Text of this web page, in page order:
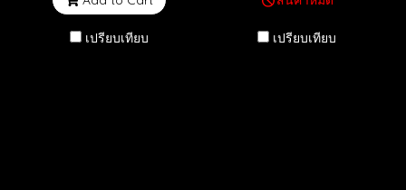
เปรียบเทียบ เปรียบเทียบ